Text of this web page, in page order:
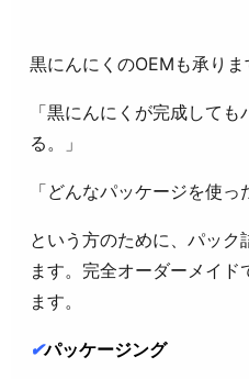
黒にんにくのOEMも承りま
「黒にんにくが完成して
る。」
「どんなパッケージを使っ
という方のために、パック
ます。完全オーダーメイド
ます。
✔パッケージング